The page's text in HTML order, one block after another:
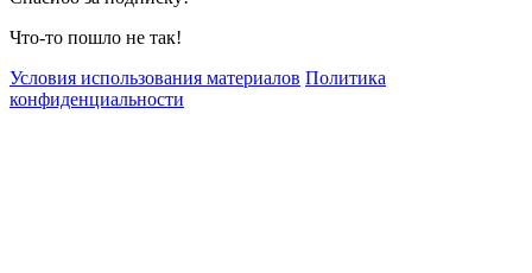
Что-то пошло не так!
Условия использования материалов Политика
конфиденциальности